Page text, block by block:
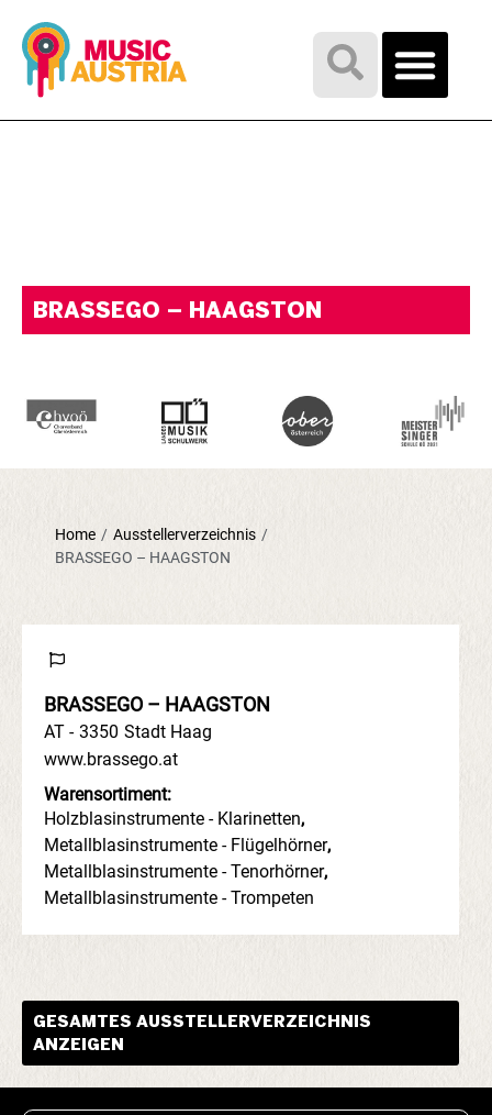
BRASSEGO – HAAGSTON
Home / Ausstellerverzeichnis /
BRASSEGO – HAAGSTON
BRASSEGO – HAAGSTON
AT - 3350 Stadt Haag
www.brassego.at
Warensortiment:
Holzblasinstrumente - Klarinetten,
Metallblasinstrumente - Flügelhörner,
Metallblasinstrumente - Tenorhörner,
Metallblasinstrumente - Trompeten
GESAMTES AUSSTELLERVERZEICHNIS
ANZEIGEN